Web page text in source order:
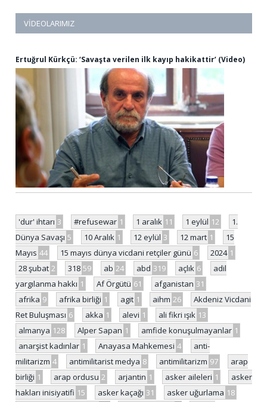
VIDEOLARIMIZ
Ertuğrul Kürkçü: ‘Savaşta verilen ilk kayıp hakikattir’ (Video)
'dur' ihtarı 3 #refusewar 1 1 aralık 11 1 eylül 12
1.
Dünya Savaşı 5 10 Aralık 1 12 eylül 3 12 mart 1
15
Mayıs 44 15 mayıs dünya vicdani retçiler günü 6 2024 1
28 şubat 2 318 59 ab 24 abd 319 açlık 6
adil
yargılanma hakkı 1 Af Örgütü 61 afganistan 31
afrika 9 afrika birliği 1 agit 1 aihm 26
Akdeniz Vicdani
Ret Buluşması 6 akka 1 alevi 1 ali fikri ışık 13
almanya 128 Alper Sapan 1 amfide konuşulmayanlar 1
anarşist kadınlar 1 Anayasa Mahkemesi 4
anti-
militarizm 4 antimilitarist medya 8 antimilitarizm 97
arap
birliği 1 arap ordusu 2 arjantin 1 asker aileleri 1
asker
hakları inisiyatifi 15 asker kaçağı 31 asker uğurlama 18